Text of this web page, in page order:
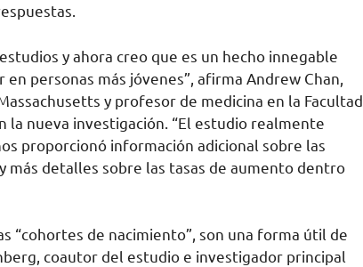
y ahora creo que es un hecho innegable
personas más jóvenes”, afirma Andrew Chan,
y profesor de medicina en la Facultad
la nueva investigación. “El estudio realmente
proporcionó información adicional sobre las
más detalles sobre las tasas de aumento dentro
“cohortes de nacimiento”, son una forma útil de
coautor del estudio e investigador principal